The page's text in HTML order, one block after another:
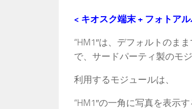
< キオスク端末 + フォトア
“HM1″は、デフォルトのま
で、サードパーティ製のモ
利用するモジュールは、
“HM1″の一角に写真を表示す